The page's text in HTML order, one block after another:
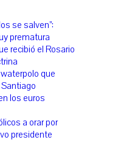
se salven”:
prematura
recibió el Rosario
que
los euros
a orar por
presidente